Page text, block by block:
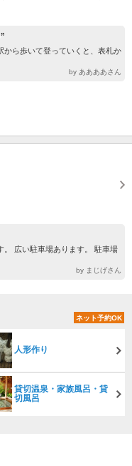
から歩いて登っていくと、表札か
by ああああさん
。 広い駐車場あります。 駐車場
by まじげさん
ネット予約OK
人形作り
貸切温泉・家族風呂・貸
切風呂